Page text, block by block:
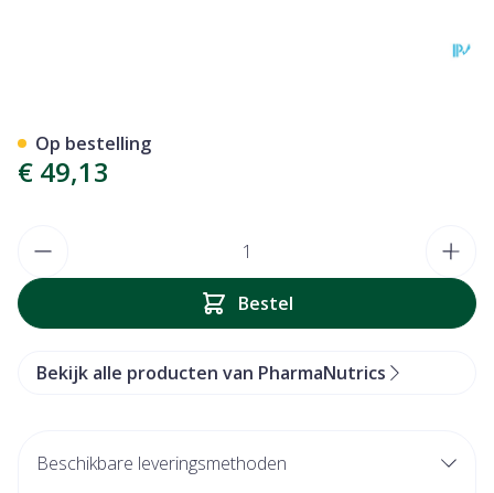
€ 49,13
Bestel
Op bestelling
Bekijk alle producten van PharmaNutrics
Beschikbare leveringsmethoden